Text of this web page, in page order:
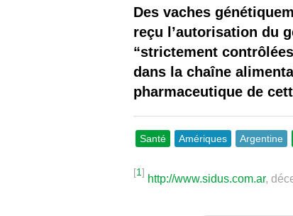
Des vaches
reçu l’autorisation du
“strictement
dans la chaîne
pharmaceutique de
Santé Amériques Argentine
[1]
http://www.sidus.com.ar,